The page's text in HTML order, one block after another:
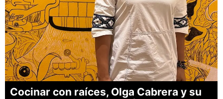
Cocinar con raíces, Olga Cabrera y su